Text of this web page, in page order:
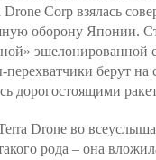
Corp взялась
оборону Японии.
берут на
дорогостоящими
Drone во
рода – она